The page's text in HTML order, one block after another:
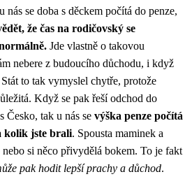
se doba s děckem počítá do penze,
že čas na rodičovský se
Jde vlastně o takovou
nebere z budoucího důchodu, i když
to tak vymyslel chytře, protože
Když se pak řeší odchod do
Česko, tak u nás se výška penze počítá
kolik jste brali. Spousta maminek a
si něco přivydělá bokem. To je fakt
pak hodit lepší prachy a důchod.